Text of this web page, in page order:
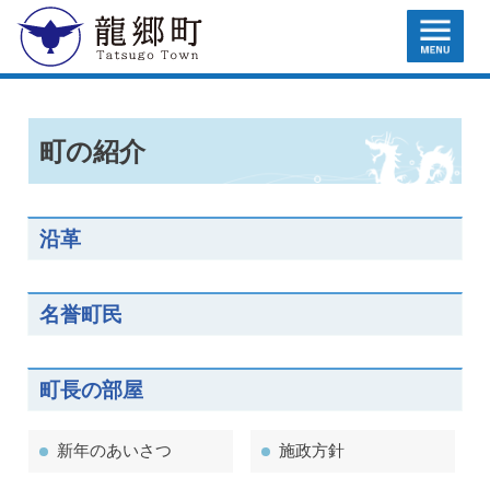
龍郷町 MENU
町の紹介
沿革
名誉町民
町長の部屋
新年のあいさつ 施政方針